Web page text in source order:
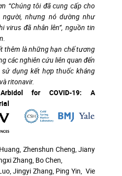
“Chúng tôi đã cung cấp cho
người, nhưng nó dường như
virus đã nhân lên”, nguồn tin
thêm là những hạn chế tương
các nghiên cứu liên quan đến
sử dụng kết hợp thuốc kháng
ritonavir.
for COVID-19: A
Zhenshun Cheng, Jiany
Zhang, Bo Chen,
Jingyi Zhang, Ping Yin, Vie